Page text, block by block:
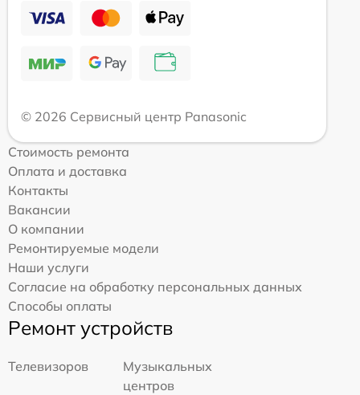
© 2026 Сервисный центр Panasonic
Стоимость ремонта
Оплата и доставка
Контакты
Вакансии
О компании
Ремонтируемые модели
Наши услуги
Согласие на обработку персональных данных
Способы оплаты
Ремонт устройств
Телевизоров
Музыкальных
центров